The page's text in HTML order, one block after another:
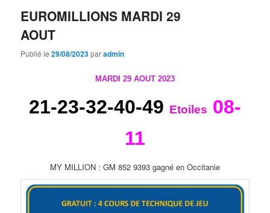
EUROMILLIONS MARDI 29
AOUT
Publié le29/08/2023paradmin
MARDI 29 AOUT 2023
21-23-32-40-49 Etoiles 08-
11
MY MILLION : GM 852 9393 gagné en Occitanie